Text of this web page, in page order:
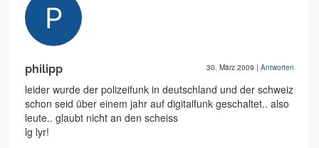
philipp 30. März 2009 | Antworten
leider wurde der polizeifunk in deutschland und der schweiz
schon seid über einem jahr auf digitalfunk geschaltet.. also
leute.. glaubt nicht an den scheiss
lg lyr!